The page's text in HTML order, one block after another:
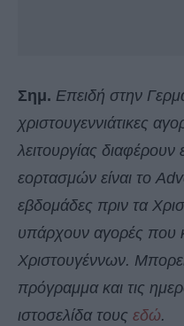
Σημ. Επειδή στην
χριστουγεννιάτικες
λειτουργίας
εορτασμών είναι το
εβδομάδες πριν τα
υπάρχουν αγορές που
Χριστουγέννων.
πρόγραμμα και τις
ιστοσελίδα τους εδώ.